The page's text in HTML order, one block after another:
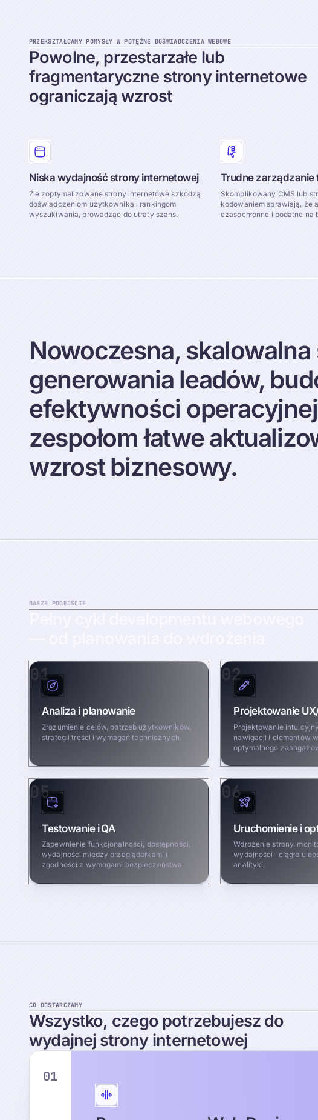
PRZEKSZTAŁCAMY POMYSŁY W POTĘŻNE DOŚWIADCZENIA WEBOWE
Powolne, przestarzałe lub
fragmentaryczne strony internetowe
ograniczają wzrost
Niska wydajność strony internetowej
Źle zoptymalizowane strony internetowe szkodzą
doświadczeniom użytkownika i rankingom
wyszukiwania, prowadząc do utraty szans.
Trudne zarządzanie
Skomplikowany CMS lub
kodowaniem sprawiają, że
czasochłonne i podatne na
Nowoczesna,
generowania leadów,
efektywności
zespołom łatwe
wzrost biznesowy.
NASZE PODEJŚCIE
Analiza i planowanie
Zrozumienie celów, potrzeb użytkowników,
strategii treści i wymagań technicznych.
01
Projektowanie
Projektowanie
nawigacji i elementów
optymalnego
02
Testowanie i QA
Zapewnienie funkcjonalności, dostępności,
wydajności między przeglądarkami i
zgodności z wymogami bezpieczeństwa.
05
Uruchomienie i
Wdrożenie strony,
wydajności i ciągłe
analityki.
06
CO DOSTARCZAMY
Wszystko, czego potrzebujesz do
wydajnej strony internetowej
01